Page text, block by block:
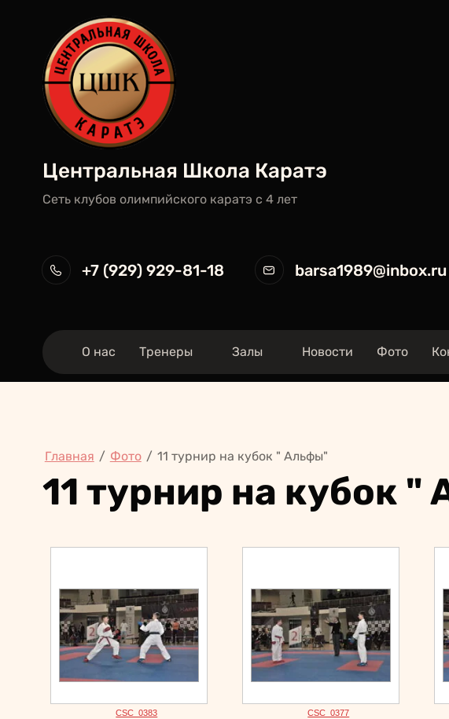
Центральная Школа Каратэ
Сеть клубов олимпийского каратэ c 4 лет
+7 (929) 929-81-18 barsa1989@inbox.ru
О нас Тренеры Залы Новости Фото
Главная / Фото / 11 турнир на кубок " Альфы"
11 турнир на кубок
CSC_0383 CSC_0377